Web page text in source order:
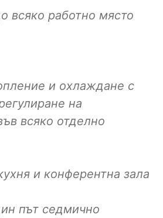
всяко работно място
и охлаждане с
на
всяко отделно
и конферентна зала
път седмично